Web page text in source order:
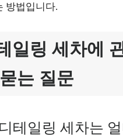
방법입니다.
일링 세차에
는 질문
테일링 세차는